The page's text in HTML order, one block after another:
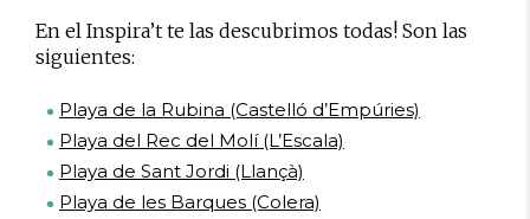
En el Inspira’t te las descubrimos todas! Son las
siguientes:
Playa de la Rubina (Castelló d’Empúries)
Playa del Rec del Molí (L’Escala)
Playa de Sant Jordi (Llançà)
Playa de les Barques (Colera)